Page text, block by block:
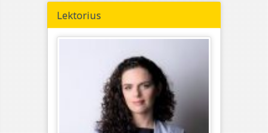
Lektorius